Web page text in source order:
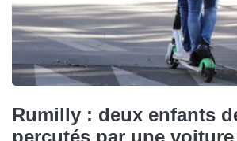
Rumilly : deux enfants
percutés par une